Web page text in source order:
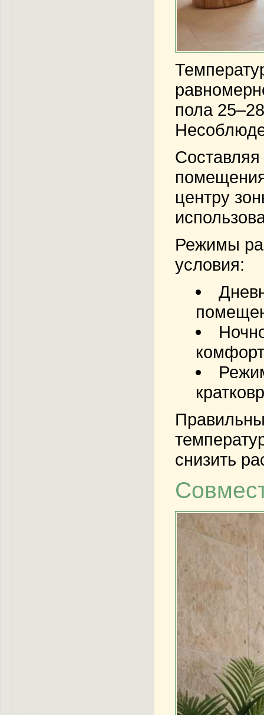
пола
центру
Режимы
условия:
снизить